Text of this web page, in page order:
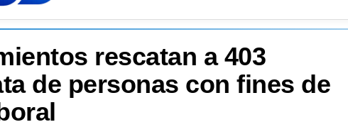
rescatan a 403
de personas con fines de